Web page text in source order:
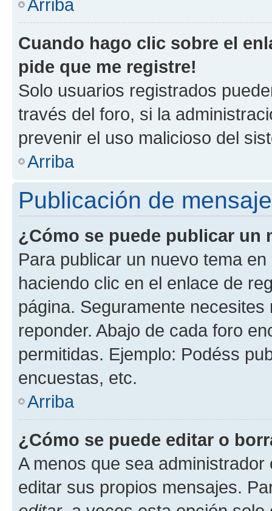
Arriba
Cuando hago clic sobre el
pide que me registre!
Solo usuarios registrados
través del foro, si la
prevenir el uso malicioso del
Arriba
Publicación de
¿Cómo se puede publicar un
Para publicar un nuevo tema
haciendo clic en el enlace de
página. Seguramente
reponder. Abajo de cada foro
permitidas. Ejemplo: Podéss
encuestas, etc.
Arriba
¿Cómo se puede editar o
A menos que sea
editar sus propios mensajes.